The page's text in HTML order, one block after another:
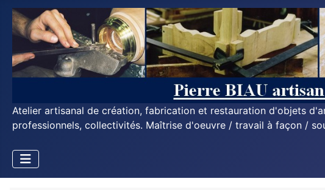
Atelier artisanal de création, fabrication et restauration d'objets
professionnels, collectivités. Maîtrise d'oeuvre / travail à façon /